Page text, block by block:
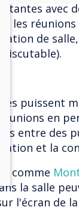
avec
- les
de
puissent
en
entre des
et la
comme
la salle
l'écran de